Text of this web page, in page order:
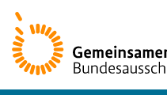
Zur
Startseite